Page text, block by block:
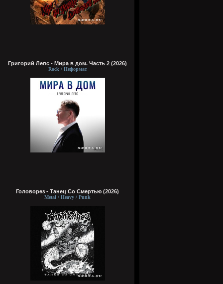
Григорий Лепс - Мира в дом. Часть 2 (2026)
Rock / Неформат
Головорез - Tанец Со Смертью (2026)
Metal / Heavy / Punk